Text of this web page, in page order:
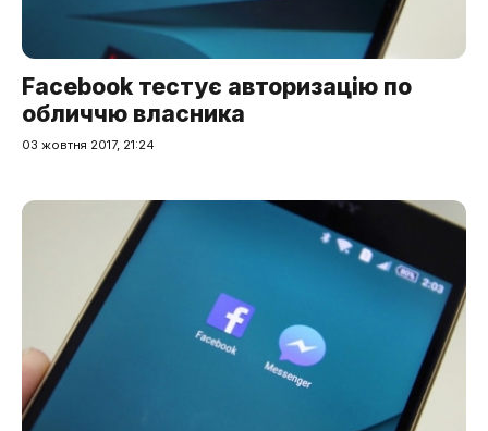
Facebook тестує авторизацію по
обличчю власника
03 жовтня 2017, 21:24